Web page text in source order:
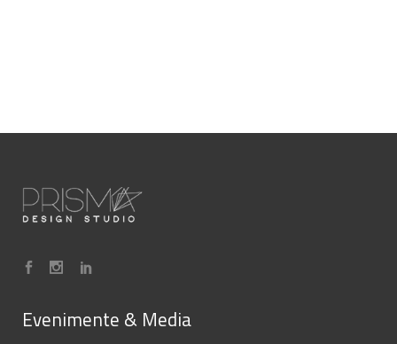
Evenimente & Media